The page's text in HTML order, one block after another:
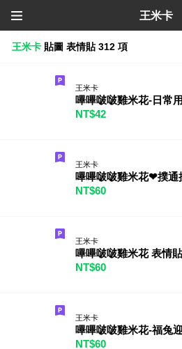
王米卡
王米卡 貼圖 表情貼 312 項
王米卡
嗶嗶啵啵雞米花-日常
NT$42
王米卡
嗶嗶啵啵雞米花❤︎撲通
NT$60
王米卡
嗶嗶啵啵雞米花 表情
NT$60
王米卡
嗶嗶啵啵雞米花-福兔
NT$60